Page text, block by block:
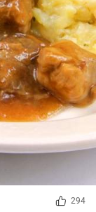
294